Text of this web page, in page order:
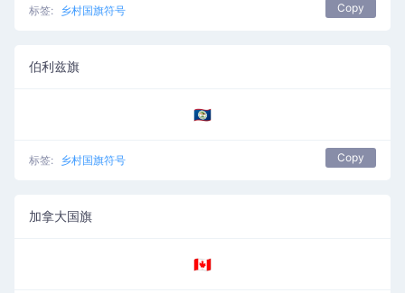
标签: 乡村国旗符号 Copy
伯利兹旗
🇧🇿
标签: 乡村国旗符号 Copy
加拿大国旗
🇨🇦